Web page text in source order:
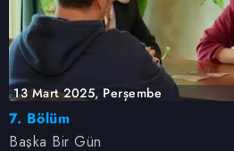
13 Mart 2025, Perşembe
7. Bölüm
Başka Bir Gün